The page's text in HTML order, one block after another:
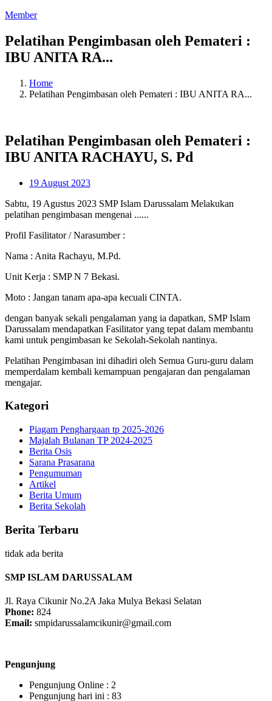
Member
Pelatihan Pengimbasan oleh Pemateri :
IBU ANITA RA...
Home
Pelatihan Pengimbasan oleh Pemateri : IBU ANITA RA...
Pelatihan Pengimbasan oleh Pemateri :
IBU ANITA RACHAYU, S. Pd
19 August 2023
Sabtu, 19 Agustus 2023 SMP Islam Darussalam Melakukan
pelatihan pengimbasan mengenai ......
Profil Fasilitator / Narasumber :
Nama : Anita Rachayu, M.Pd.
Unit Kerja : SMP N 7 Bekasi.
Moto : Jangan tanam apa-apa kecuali CINTA.
dengan banyak sekali pengalaman yang ia dapatkan, SMP Islam
Darussalam mendapatkan Fasilitator yang tepat dalam membantu
kami untuk pengimbasan ke Sekolah-Sekolah nantinya.
Pelatihan Pengimbasan ini dihadiri oleh Semua Guru-guru dalam
memperdalam kembali kemampuan pengajaran dan pengalaman
mengajar.
Kategori
Piagam Penghargaan tp 2025-2026
Majalah Bulanan TP 2024-2025
Berita Osis
Sarana Prasarana
Pengumuman
Artikel
Berita Umum
Berita Sekolah
Berita Terbaru
tidak ada berita
SMP ISLAM DARUSSALAM
Jl. Raya Cikunir No.2A Jaka Mulya Bekasi Selatan
Phone: 824
Email: smpidarussalamcikunir@gmail.com
Pengunjung
Pengunjung Online : 2
Pengunjung hari ini : 83